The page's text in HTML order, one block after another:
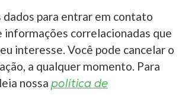
dados para entrar em contato
informações correlacionadas que
interesse. Você pode cancelar o
a qualquer momento. Para
nossa política de